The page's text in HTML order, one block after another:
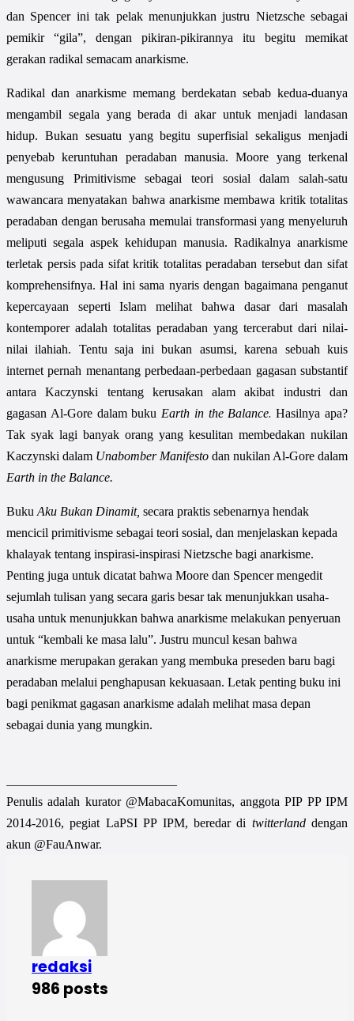
dan Spencer ini tak pelak menunjukkan justru Nietzsche sebagai
pemikir “gila”, dengan pikiran-pikirannya itu begitu memikat
gerakan radikal semacam anarkisme.
Radikal dan anarkisme memang berdekatan sebab kedua-duanya
mengambil segala yang berada di akar untuk menjadi landasan
hidup. Bukan sesuatu yang begitu superfisial sekaligus menjadi
penyebab keruntuhan peradaban manusia. Moore yang terkenal
mengusung Primitivisme sebagai teori sosial dalam salah-satu
wawancara menyatakan bahwa anarkisme membawa kritik totalitas
peradaban dengan berusaha memulai transformasi yang menyeluruh
meliputi segala aspek kehidupan manusia. Radikalnya anarkisme
terletak persis pada sifat kritik totalitas peradaban tersebut dan sifat
komprehensifnya. Hal ini sama nyaris dengan bagaimana penganut
kepercayaan seperti Islam melihat bahwa dasar dari masalah
kontemporer adalah totalitas peradaban yang tercerabut dari nilai-
nilai ilahiah. Tentu saja ini bukan asumsi, karena sebuah kuis
internet pernah menantang perbedaan-perbedaan gagasan substantif
antara Kaczynski tentang kerusakan alam akibat industri dan
gagasan Al-Gore dalam buku Earth in the Balance. Hasilnya apa?
Tak syak lagi banyak orang yang kesulitan membedakan nukilan
Kaczynski dalam Unabomber Manifesto dan nukilan Al-Gore dalam
Earth in the Balance.
Buku Aku Bukan Dinamit, secara praktis sebenarnya hendak
mencicil primitivisme sebagai teori sosial, dan menjelaskan kepada
khalayak tentang inspirasi-inspirasi Nietzsche bagi anarkisme.
Penting juga untuk dicatat bahwa Moore dan Spencer mengedit
sejumlah tulisan yang secara garis besar tak menunjukkan usaha-
usaha untuk menunjukkan bahwa anarkisme melakukan penyeruan
untuk “kembali ke masa lalu”. Justru muncul kesan bahwa
anarkisme merupakan gerakan yang membuka preseden baru bagi
peradaban melalui penghapusan kekuasaan. Letak penting buku ini
bagi penikmat gagasan anarkisme adalah melihat masa depan
sebagai dunia yang mungkin.
Penulis adalah kurator @MabacaKomunitas, anggota PIP PP IPM
2014-2016, pegiat LaPSI PP IPM, beredar di twitterland dengan
akun @FauAnwar.
redaksi
986 posts